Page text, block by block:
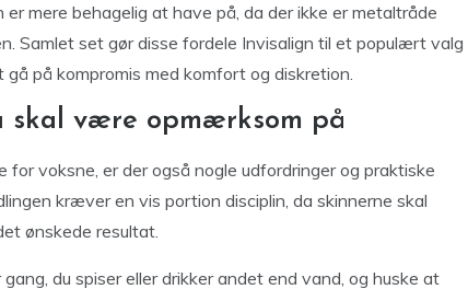
mere behagelig at have på, da der ikke er metaltråde
Samlet set gør disse fordele Invisalign til et populært valg
på kompromis med komfort og diskretion.
være opmærksom på
for voksne, er der også nogle udfordringer og praktiske
kræver en vis portion disciplin, da skinnerne skal
ønskede resultat.
du spiser eller drikker andet end vand, og huske at